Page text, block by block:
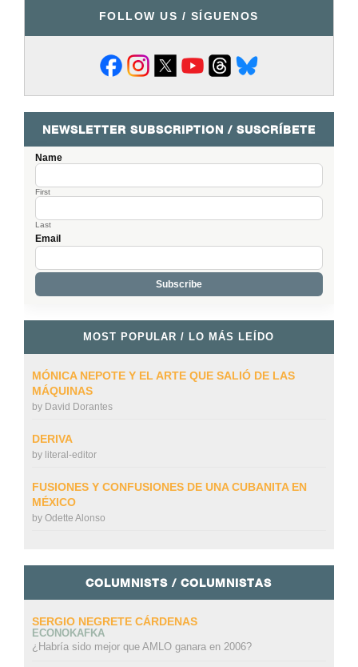
FOLLOW US / SÍGUENOS
NEWSLETTER SUBSCRIPTION / SUSCRÍBETE
Name
First
Last
Email
MOST POPULAR / LO MÁS LEÍDO
MÓNICA NEPOTE Y EL ARTE QUE SALIÓ DE LAS
MÁQUINAS
by David Dorantes
DERIVA
by literal-editor
FUSIONES Y CONFUSIONES DE UNA CUBANITA EN
MÉXICO
by Odette Alonso
COLUMNISTS / COLUMNISTAS
SERGIO NEGRETE CÁRDENAS
ECONOKAFKA
¿Habría sido mejor que AMLO ganara en 2006?